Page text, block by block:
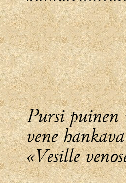
Pursi puinen
vene
«Vesille